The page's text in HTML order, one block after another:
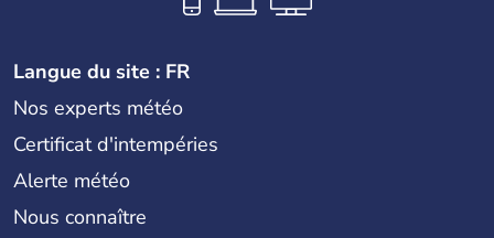
Langue du site : FR
Nos experts météo
Certificat d'intempéries
Alerte météo
Nous connaître